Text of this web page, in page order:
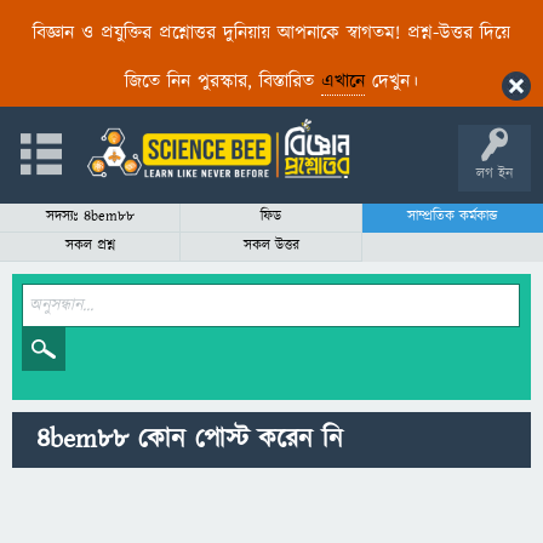
বিজ্ঞান ও প্রযুক্তির প্রশ্নোত্তর দুনিয়ায় আপনাকে স্বাগতম! প্রশ্ন-উত্তর দিয়ে
জিতে নিন পুরস্কার, বিস্তারিত এখানেদেখুন।
লগ ইন
সদস্যঃ 4bem88 ফিড
সাম্প্রতিক কর্মকান্ড
সকল প্রশ্ন
সকল উত্তর
4bem88 কোন পোস্ট করেন নি